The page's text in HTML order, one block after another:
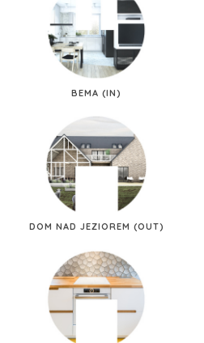
BEMA (IN)
DOM NAD JEZIOREM (OUT)